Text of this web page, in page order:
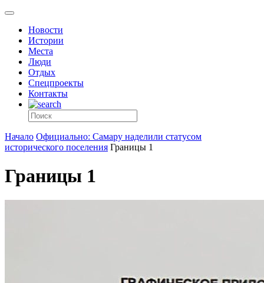
Новости
Истории
Места
Люди
Отдых
Спецпроекты
Контакты
Начало Официально: Самару наделили статусом
исторического поселения Границы 1
Границы 1